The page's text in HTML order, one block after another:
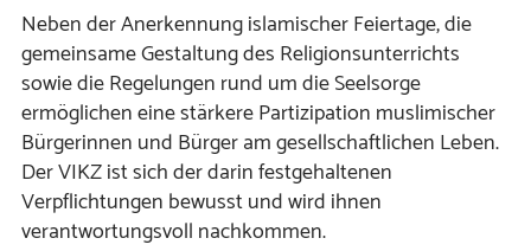
Neben der Anerkennung islamischer Feiertage, die
gemeinsame Gestaltung des Religionsunterrichts
sowie die Regelungen rund um die Seelsorge
ermöglichen eine stärkere Partizipation muslimischer
Bürgerinnen und Bürger am gesellschaftlichen Leben.
Der VIKZ ist sich der darin festgehaltenen
Verpflichtungen bewusst und wird ihnen
verantwortungsvoll nachkommen.